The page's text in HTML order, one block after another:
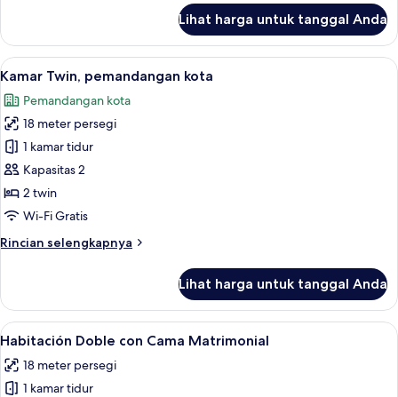
Kamar
Twin
Lihat harga untuk tanggal Anda
Lihat
semua
foto
untuk
Kamar
Twin,
pemandangan
kota
7
Kamar Twin, pemandangan kota
Pemandangan kota
18 meter persegi
1 kamar tidur
Kapasitas 2
2 twin
Wi-Fi Gratis
Rincian selengkapnya
Rincian
Kamar
Twin,
pemandangan
Lihat harga untuk tanggal Anda
Lihat
semua
foto
untuk
Habitación Doble con Cama
6
Habitación Doble con Cama Matrimonial
18 meter persegi
1 kamar tidur